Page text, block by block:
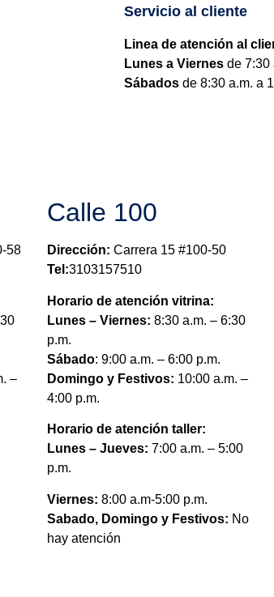
Servicio al cliente
Linea de atención al
Lunes a Viernesde 7:30
Sábadosde 8:30 a.m. a
58
–
Calle 100
Dirección: Carrera 15 #100-50
Tel:3103157510
Horario de atención vitrina:
Lunes – Viernes: 8:30 a.m. – 6:30
p.m.
Sábado: 9:00 a.m. – 6:00 p.m.
Domingo y Festivos: 10:00 a.m. –
4:00 p.m.
Horario de atención taller:
Lunes – Jueves: 7:00 a.m. – 5:00
p.m.
Viernes: 8:00 a.m-5:00 p.m.
Sabado, Domingo y Festivos: No
hay atención